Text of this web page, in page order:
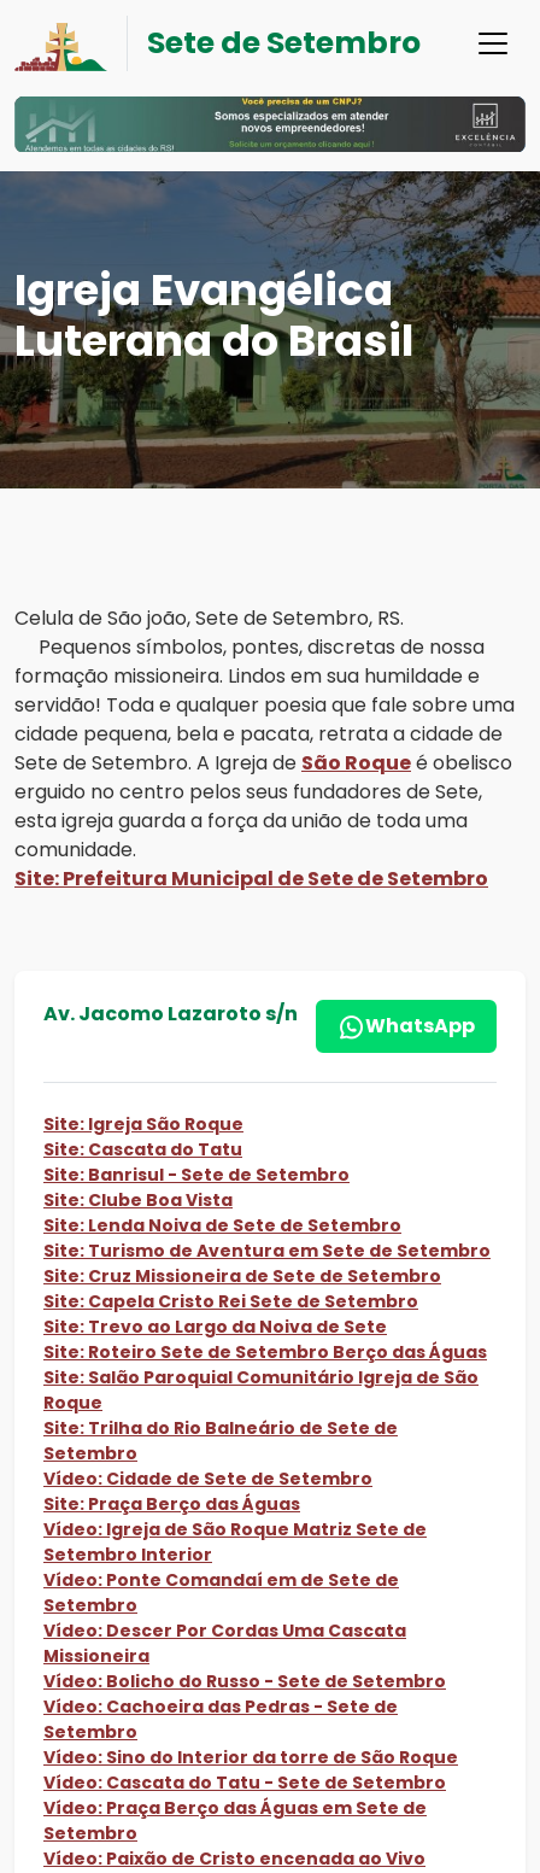
Sete de Setembro
Igreja Evangélica
Luterana do Brasil
Celula de São joão, Sete de Setembro, RS.
Pequenos símbolos, pontes, discretas de nossa
formação missioneira. Lindos em sua humildade e
servidão! Toda e qualquer poesia que fale sobre uma
cidade pequena, bela e pacata, retrata a cidade de
Sete de Setembro. A Igreja de São Roqueé obelisco
erguido no centro pelos seus fundadores de Sete,
esta igreja guarda a força da união de toda uma
comunidade.
Site: Prefeitura Municipal de Sete de Setembro
Av. Jacomo Lazaroto s/n WhatsApp
Site: Igreja São Roque
Site: Cascata do Tatu
Site: Banrisul - Sete de Setembro
Site: Clube Boa Vista
Site: Lenda Noiva de Sete de Setembro
Site: Turismo de Aventura em Sete de Setembro
Site: Cruz Missioneira de Sete de Setembro
Site: Capela Cristo Rei Sete de Setembro
Site: Trevo ao Largo da Noiva de Sete
Site: Roteiro Sete de Setembro Berço das Águas
Site: Salão Paroquial Comunitário Igreja de São
Roque
Site: Trilha do Rio Balneário de Sete de
Setembro
Vídeo: Cidade de Sete de Setembro
Site: Praça Berço das Águas
Vídeo: Igreja de São Roque Matriz Sete de
Setembro Interior
Vídeo: Ponte Comandaí em de Sete de
Setembro
Vídeo: Descer Por Cordas Uma Cascata
Missioneira
Vídeo: Bolicho do Russo - Sete de Setembro
Vídeo: Cachoeira das Pedras - Sete de
Setembro
Vídeo: Sino do Interior da torre de São Roque
Vídeo: Cascata do Tatu - Sete de Setembro
Vídeo: Praça Berço das Águas em Sete de
Setembro
Vídeo: Paixão de Cristo encenada ao Vivo